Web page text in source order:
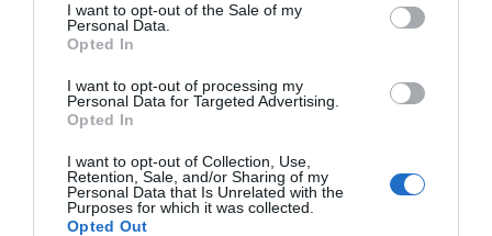
I want to opt-out of the Sale of my
Personal Data.
Opted In
I want to opt-out of processing my
Personal Data for Targeted Advertising.
Opted In
I want to opt-out of Collection, Use,
Retention, Sale, and/or Sharing of my
Personal Data that Is Unrelated with the
Purposes for which it was collected.
Opted Out
(La Spezia)
"L'Hotel Luna Rossa è una struttura di recentissima costruzione situata
a Riccò del Golfo, nello splendido contesto delle..."
Hotel Lungomare- Cervia - Lungomare Gabriele D'Annunzio,
26 (Ravenna)
"L'Hotel Lungomare si affaccia sulla spiaggia e sul mare di Cervia, a
Hotel Lungomare- Cesenatico - viale Carducci, 299 (Forlì-
Cesena)
"L'Hotel Lungomare si trova a Villamarina di Cesenatico, a pochi passi
dal mare, in una posizione tranquilla e privilegia..."